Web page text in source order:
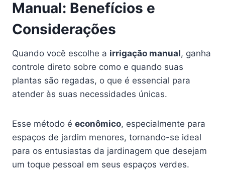
Manual: Benefícios e
Considerações
Quando você escolhe a irrigação manual, ganha
controle direto sobre como e quando suas
plantas são regadas, o que é essencial para
atender às suas necessidades únicas.
Esse método é econômico, especialmente para
espaços de jardim menores, tornando-se ideal
para os entusiastas da jardinagem que desejam
um toque pessoal em seus espaços verdes.